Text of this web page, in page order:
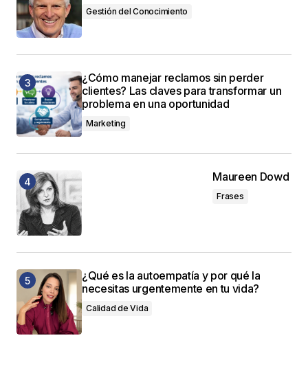
Gestión del Conocimiento
¿Cómo manejar reclamos sin perder
clientes? Las claves para transformar un
problema en una oportunidad
Marketing
Maureen Dowd
Frases
¿Qué es la autoempatía y por qué la
necesitas urgentemente en tu vida?
Calidad de Vida